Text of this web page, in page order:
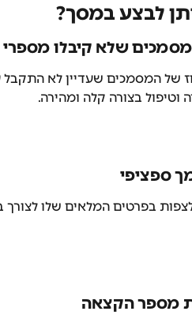
לבצע במסך?
שלא קיבלו
של המסמכים שעדיין לא
בצורה קלה ומהירה.
ספציפי
בפרטים המלאים שלו
מספר הקצאה